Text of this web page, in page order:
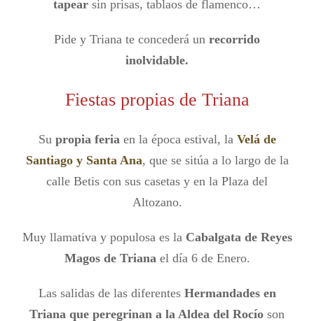
tapear sin prisas, tablaos de flamenco…
Pide y Triana te concederá un recorrido
inolvidable.
Fiestas propias de Triana
Su propia feriaen la época estival, la Velá de
Santiago y Santa Ana, que se sitúa a lo largo de la
calle Betis con sus casetas y en la Plaza del
Altozano.
Muy llamativa y populosa es la Cabalgata de Reyes
Magos de Trianael día 6 de Enero.
Las salidas de las diferentes Hermandades en
Triana que peregrinan a la Aldea del Rocío son